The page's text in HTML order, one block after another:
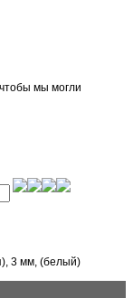
мы могли
3 мм, (белый)